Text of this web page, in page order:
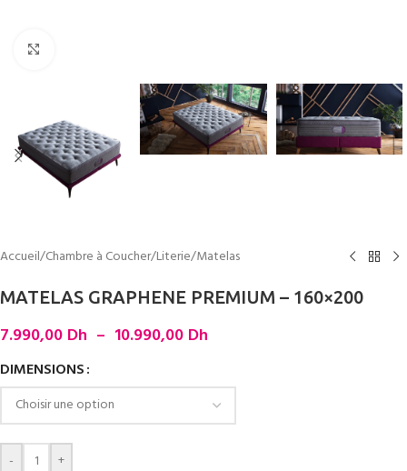
Accueil/Chambre à Coucher/Literie/Matelas
MATELAS GRAPHENE PREMIUM – 160×200
7.990,00 Dh – 10.990,00 Dh
DIMENSIONS
- +